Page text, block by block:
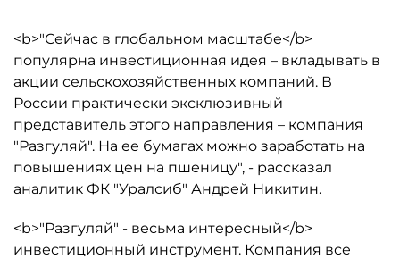
<b>"Сейчас в глобальном масштабе</b>
популярна инвестиционная идея – вкладывать в
акции сельскохозяйственных компаний. В
России практически эксклюзивный
представитель этого направления – компания
"Разгуляй". На ее бумагах можно заработать на
повышениях цен на пшеницу", - рассказал
аналитик ФК "Уралсиб" Андрей Никитин.
<b>"Разгуляй" - весьма интересный</b>
инвестиционный инструмент. Компания все